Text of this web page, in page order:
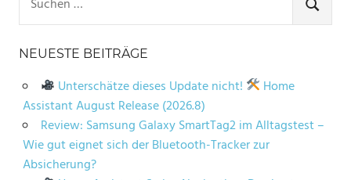
nach:
SUCHEN
NEUESTE BEITRÄGE
Unterschätze dieses Update nicht!
Home
Assistant August Release (2026.8)
Review: Samsung Galaxy SmartTag2 im Alltagstest –
Wie gut eignet sich der Bluetooth-Tracker zur
Absicherung?